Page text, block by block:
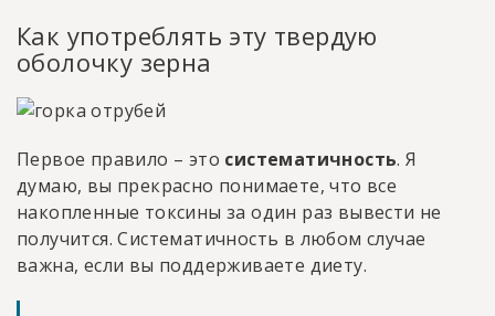
Как употреблять эту твердую
оболочку зерна
Первое правило – это систематичность. Я
думаю, вы прекрасно понимаете, что все
накопленные токсины за один раз вывести не
получится. Систематичность в любом случае
важна, если вы поддерживаете диету.